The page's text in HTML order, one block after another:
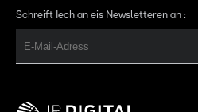
Schreift Iech an eis Newsletteren an :